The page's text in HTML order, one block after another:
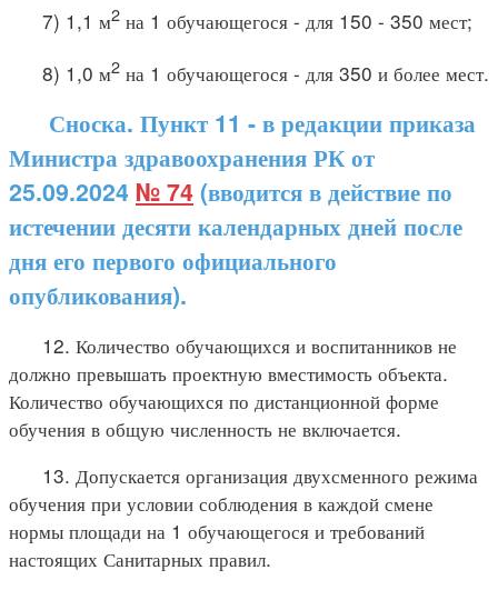
7) 1,1 м2 на 1 обучающегося - для 150 - 350 мест;
8) 1,0 м2 на 1 обучающегося - для 350 и более мест.
Сноска. Пункт 11 - в редакции приказа
Министра здравоохранения РК от
25.09.2024 № 74 (вводится в действие по
истечении десяти календарных дней после
дня его первого официального
опубликования).
12. Количество обучающихся и воспитанников не
должно превышать проектную вместимость объекта.
Количество обучающихся по дистанционной форме
обучения в общую численность не включается.
13. Допускается организация двухсменного режима
обучения при условии соблюдения в каждой смене
нормы площади на 1 обучающегося и требований
настоящих Санитарных правил.